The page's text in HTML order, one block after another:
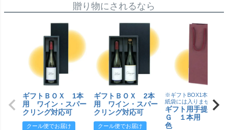
贈り物にされるなら
ギフトＢＯＸ 1本
用 ワイン・スパー
クリング対応可
クール便でお届け
ギフトＢＯＸ 2本
用 ワイン・スパー
クリング対応可
クール便でお届け
※ギフトBOX1本用はこ
紙袋には入りません
ギフト用手提げＢ
Ｇ １本用 エン
色